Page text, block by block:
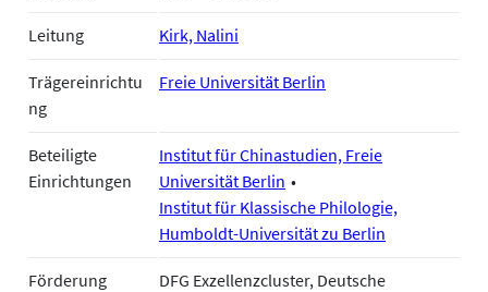
Leitung Kirk, Nalini
Trägereinrichtu
ng
Freie Universität Berlin
Beteiligte
Einrichtungen
Institut für Chinastudien, Freie
Universität Berlin
Institut für Klassische Philologie,
Humboldt-Universität zu Berlin
Förderung
DFG Exzellenzcluster, Deutsche